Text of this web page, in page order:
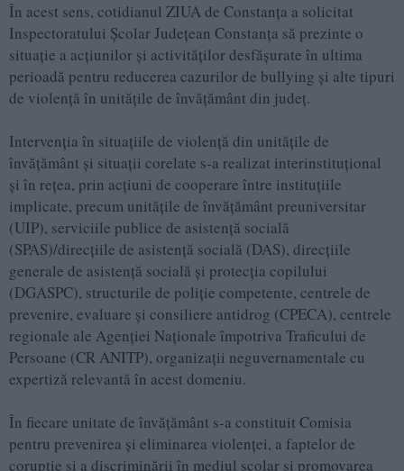
În acest sens, cotidianul ZIUA de Constanța a solicitat
Inspectoratului Școlar Județean Constanța să prezinte o
situație a acțiunilor și activităților desfășurate în ultima
perioadă pentru reducerea cazurilor de bullying și alte tipuri
de violență în unitățile de învățământ din județ.
Intervenţia în situaţiile de violenţă din unitățile de
învățământ şi situaţii corelate s-a realizat interinstituţional
şi în reţea, prin acţiuni de cooperare între instituţiile
implicate, precum unităţile de învăţământ preuniversitar
(UIP), serviciile publice de asistenţă socială
(SPAS)/direcţiile de asistenţă socială (DAS), direcţiile
generale de asistenţă socială şi protecţia copilului
(DGASPC), structurile de poliţie competente, centrele de
prevenire, evaluare şi consiliere antidrog (CPECA), centrele
regionale ale Agenţiei Naţionale împotriva Traficului de
Persoane (CR ANITP), organizaţii neguvernamentale cu
expertiză relevantă în acest domeniu.
În fiecare unitate de învățământ s-a constituit Comisia
pentru prevenirea şi eliminarea violenţei, a faptelor de
corupţie şi a discriminării în mediul şcolar şi promovarea